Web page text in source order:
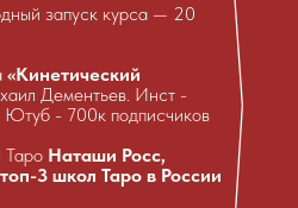
запуск курса — 20
«Кинетический
Дементьев. Инст -
Ютуб - 700к подписчиков
Таро Наташи Росс,
топ-3 школ Таро в России